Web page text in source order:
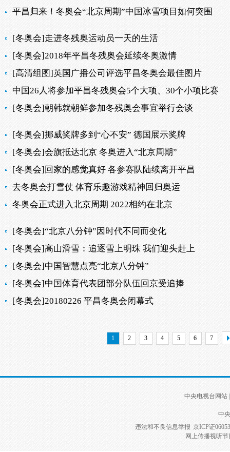
平昌归来！冬奥会“北京周期”中国冰雪项目如何突围
[冬奥会]走进冬残奥运动员一天的生活
[冬奥会]2018年平昌冬残奥会延续冬奥激情
[高清组图]英国广播公司评选平昌冬奥会最佳图片
中国26人将参加平昌冬残奥会5个大项、30个小项比赛
[冬奥会]朝韩就朝鲜参加冬残奥会事宜举行会谈
[冬奥会]挪威奖牌多到“心不安” 德国展示奖牌
[冬奥会]会旗抵达北京 冬奥进入“北京周期”
[冬奥会]回家的感觉真好 各参赛队陆续离开平昌
去冬奥会打雪仗 体育乐趣游戏精神回归奥运
冬奥会正式进入北京周期 2022相约在北京
[冬奥会]“北京八分钟”因时代不同而变化
[冬奥会]高山滑雪：追逐雪上明珠 我们迎头赶上
[冬奥会]中国智慧点亮“北京八分钟”
[冬奥会]中国体育代表团部分队伍回京受追捧
[冬奥会]20180226 平昌冬奥会闭幕式
1 2 3 4 5 6 7
中央电视台网站
中
违法和不良信息举报 京ICP证
网上传播视听